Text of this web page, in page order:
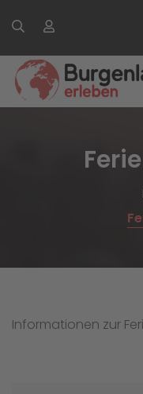
Informationen zur